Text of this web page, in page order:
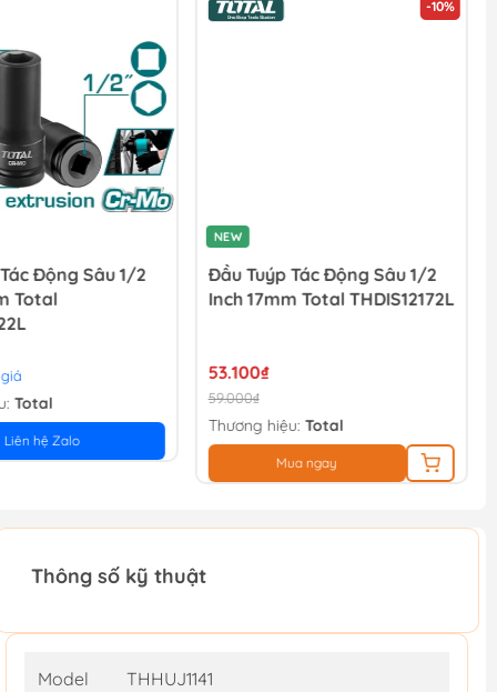
Động Sâu 1/2
Total
Total
Liên hệ Zalo
-10%
NEW
Đầu Tuýp Tác Động Sâu 1/2
Inch 17mm Total THDIS12172L
53.100₫
59.000₫
Thương hiệu: Total
Mua ngay
Thông số kỹ thuật
Model THHUJ1141